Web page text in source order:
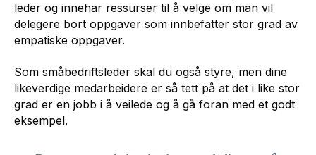
leder og innehar ressurser til å velge om man vil
delegere bort oppgaver som innbefatter stor grad av
empatiske oppgaver.
Som småbedriftsleder skal du også styre, men dine
likeverdige medarbeidere er så tett på at det i like stor
grad er en jobb i å veilede og å gå foran med et godt
eksempel.